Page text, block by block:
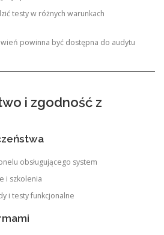
testy w różnych warunkach
powinna być dostępna do audytu
i zgodność z
obsługującego system
i szkolenia
i testy funkcjonalne